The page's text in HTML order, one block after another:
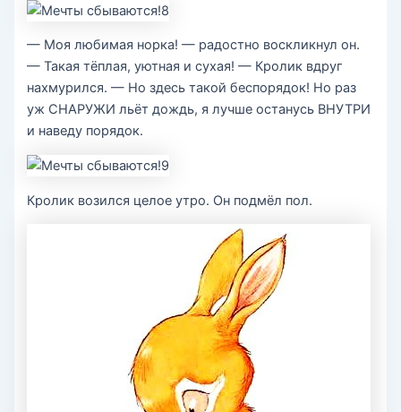
— Моя любимая норка! — радостно воскликнул он.
— Такая тёплая, уютная и сухая! — Кролик вдруг
нахмурился. — Но здесь такой беспорядок! Но раз
уж СНАРУЖИ льёт дождь, я лучше останусь ВНУТРИ
и наведу порядок.
Кролик возился целое утро. Он подмёл пол.